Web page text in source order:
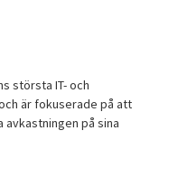
största IT- och
är fokuserade på att
på sina